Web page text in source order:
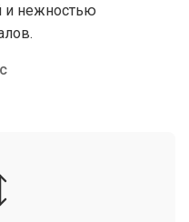
и нежностью